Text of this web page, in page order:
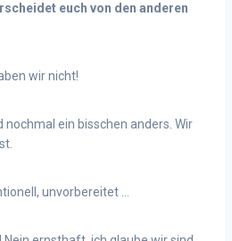
euch von den anderen
wir nicht!
nochmal ein bisschen anders. Wir
unvorbereitet …